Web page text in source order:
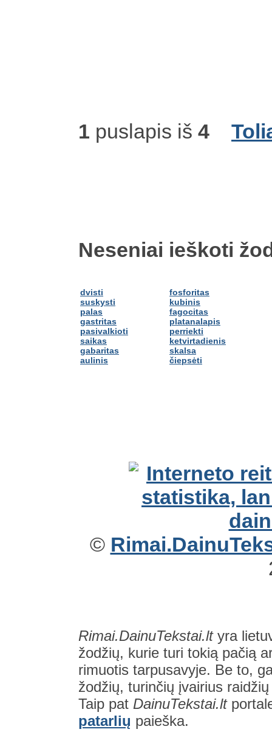
1 puslapis iš 4
Neseniai ieškoti
dvisti
suskysti
palas
gastritas
pasivalkioti
saikas
gabaritas
aulinis
fosforitas
kubinis
fagocitas
platanalapis
perriekti
ketvirtadienis
skalsa
čiepsėti
©
Rimai.DainuTekstai.ltyra
žodžių, kurie turi tokią pačią
rimuotis tarpusavyje. Be to,
žodžių, turinčių įvairius
Taip pat DainuTekstai.lt
patarlių paieška.